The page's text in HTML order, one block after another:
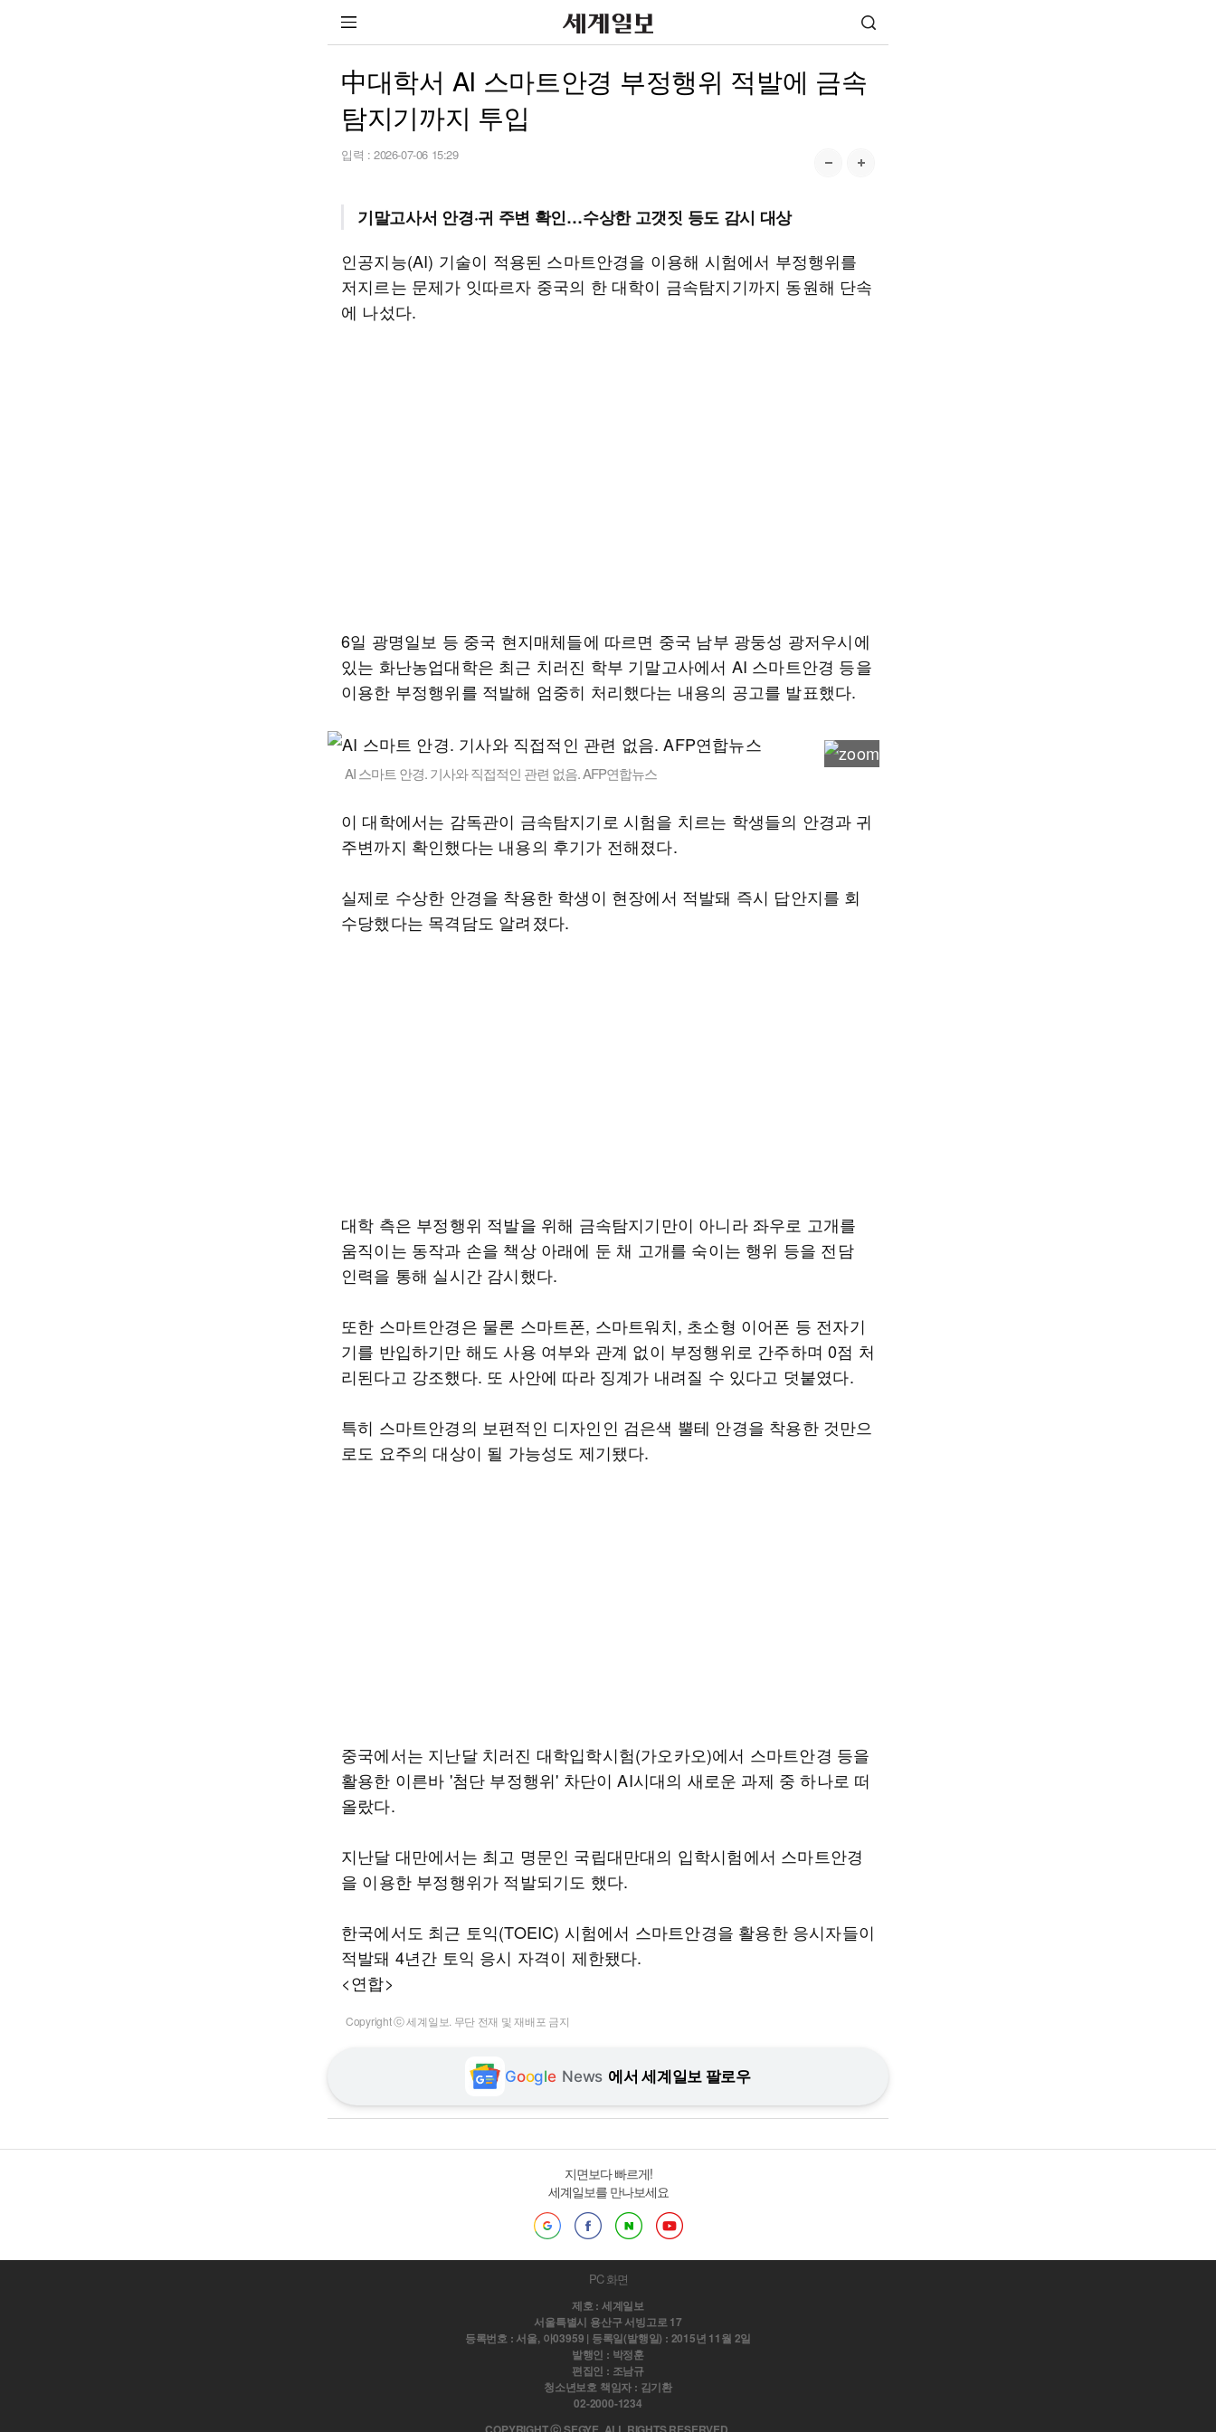
中대학서 AI 스마트안경 부정행위 적발에 금속
탐지기까지 투입
입력 : 2026-07-06 15:29
기말고사서 안경·귀 주변 확인…수상한 고갯짓 등도 감시 대상
인공지능(AI) 기술이 적용된 스마트안경을 이용해 시험에서 부정행위를
저지르는 문제가 잇따르자 중국의 한 대학이 금속탐지기까지 동원해 단속
에 나섰다.
6일 광명일보 등 중국 현지매체들에 따르면 중국 남부 광둥성 광저우시에
있는 화난농업대학은 최근 치러진 학부 기말고사에서 AI 스마트안경 등을
이용한 부정행위를 적발해 엄중히 처리했다는 내용의 공고를 발표했다.
AI 스마트 안경. 기사와 직접적인 관련 없음. AFP연합뉴스
이 대학에서는 감독관이 금속탐지기로 시험을 치르는 학생들의 안경과 귀
주변까지 확인했다는 내용의 후기가 전해졌다.
실제로 수상한 안경을 착용한 학생이 현장에서 적발돼 즉시 답안지를 회
수당했다는 목격담도 알려졌다.
대학 측은 부정행위 적발을 위해 금속탐지기만이 아니라 좌우로 고개를
움직이는 동작과 손을 책상 아래에 둔 채 고개를 숙이는 행위 등을 전담
인력을 통해 실시간 감시했다.
또한 스마트안경은 물론 스마트폰, 스마트워치, 초소형 이어폰 등 전자기
기를 반입하기만 해도 사용 여부와 관계 없이 부정행위로 간주하며 0점 처
리된다고 강조했다. 또 사안에 따라 징계가 내려질 수 있다고 덧붙였다.
특히 스마트안경의 보편적인 디자인인 검은색 뿔테 안경을 착용한 것만으
로도 요주의 대상이 될 가능성도 제기됐다.
중국에서는 지난달 치러진 대학입학시험(가오카오)에서 스마트안경 등을
활용한 이른바 '첨단 부정행위' 차단이 AI시대의 새로운 과제 중 하나로 떠
올랐다.
지난달 대만에서는 최고 명문인 국립대만대의 입학시험에서 스마트안경
을 이용한 부정행위가 적발되기도 했다.
한국에서도 최근 토익(TOEIC) 시험에서 스마트안경을 활용한 응시자들이
적발돼 4년간 토익 응시 자격이 제한됐다.
<연합>
Copyright ⓒ 세계일보. 무단 전재 및 재배포 금지
Google News 에서 세계일보 팔로우
지면보다 빠르게!
세계일보를 만나보세요
PC 화면
제호 : 세계일보
서울특별시 용산구 서빙고로 17
등록번호 : 서울, 아03959 | 등록일(발행일) : 2015년 11월 2일
발행인 : 박정훈
편집인 : 조남규
청소년보호 책임자 : 김기환
02-2000-1234